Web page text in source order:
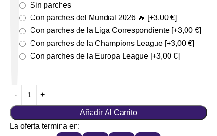
Sin parches
Con parches del Mundial 2026 🔥 [+3,00 €]
Con parches de la Liga Correspondiente [+3,00 €]
Con parches de la Champions League [+3,00 €]
Con parches de la Europa League [+3,00 €]
Añadir Al Carrito
La oferta termina en: